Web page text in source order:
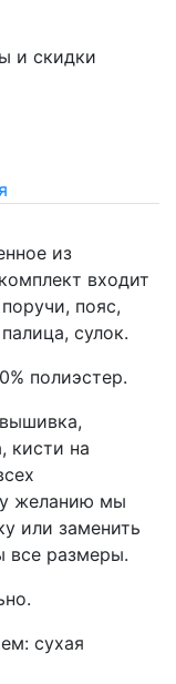
и скидки
из
входит
пояс,
сулок.
полиэстер.
кисти на
желанию мы
или заменить
все размеры.
сухая